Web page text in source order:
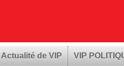
Actualité de VIP VIP